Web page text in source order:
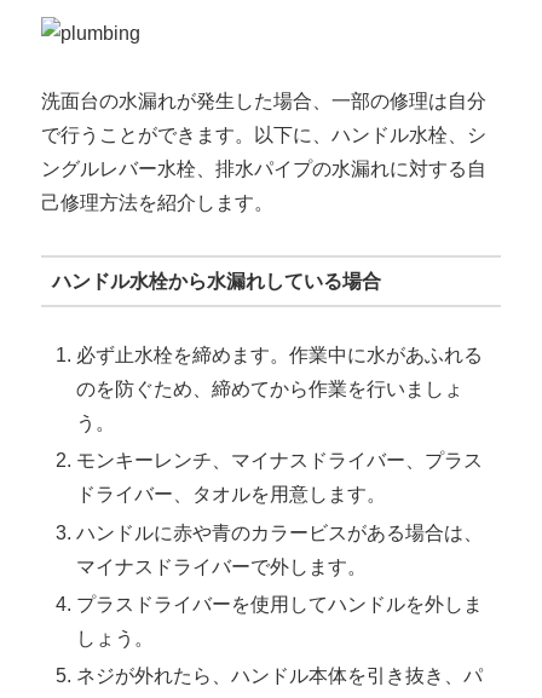
洗面台の水漏れが発生した場合、一部の修理は自分
で行うことができます。以下に、ハンドル水栓、シ
ングルレバー水栓、排水パイプの水漏れに対する自
己修理方法を紹介します。
ハンドル水栓から水漏れしている場合
必ず止水栓を締めます。作業中に水があふれる
のを防ぐため、締めてから作業を行いましょ
う。
モンキーレンチ、マイナスドライバー、プラス
ドライバー、タオルを用意します。
ハンドルに赤や青のカラービスがある場合は、
マイナスドライバーで外します。
プラスドライバーを使用してハンドルを外しま
しょう。
ネジが外れたら、ハンドル本体を引き抜き、パ